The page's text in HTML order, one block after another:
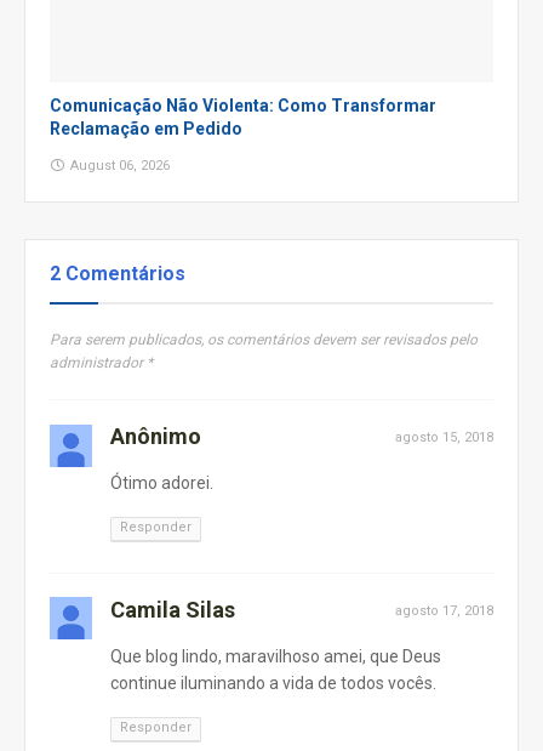
Comunicação Não Violenta: Como Transformar
Reclamação em Pedido
August 06, 2026
2 Comentários
Para serem publicados, os comentários devem ser revisados pelo
administrador *
Anônimo agosto 15, 2018
Ótimo adorei.
Responder
Camila Silas agosto 17, 2018
Que blog lindo, maravilhoso amei, que Deus
continue iluminando a vida de todos vocês.
Responder